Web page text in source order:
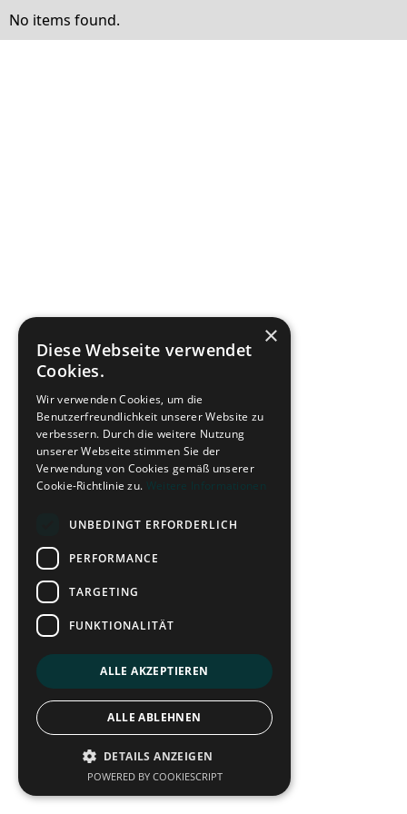
No items found.
×
Diese Webseite verwendet
Cookies.
Wir verwenden Cookies, um die
Benutzerfreundlichkeit unserer Website zu
verbessern. Durch die weitere Nutzung
unserer Webseite stimmen Sie der
Verwendung von Cookies gemäß unserer
Cookie-Richtlinie zu. Weitere Informationen
UNBEDINGT ERFORDERLICH
PERFORMANCE
TARGETING
FUNKTIONALITÄT
ALLE AKZEPTIEREN
ALLE ABLEHNEN
DETAILS ANZEIGEN
POWERED BY COOKIESCRIPT